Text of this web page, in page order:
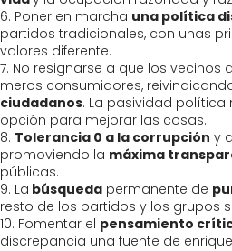
6. Poner en marcha una política
partidos tradicionales, con unas
valores diferente.
7. No resignarse a que los vecinos
meros consumidores,
ciudadanos. La pasividad política
opción para mejorar las cosas.
8. Tolerancia 0 a la corrupción y
promoviendo la máxima
públicas.
9. La búsqueda permanente de
resto de los partidos y los grupos
10. Fomentar el pensamiento
discrepancia una fuente de